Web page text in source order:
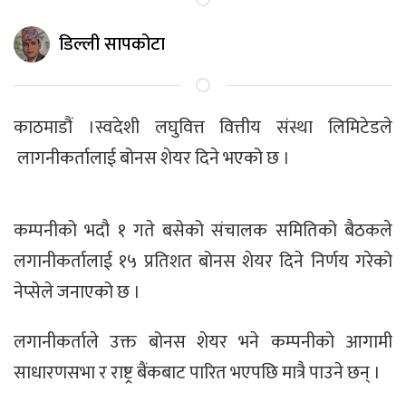
डिल्ली सापकोटा
काठमाडौं ।स्वदेशी लघुवित्त वित्तीय संस्था लिमिटेडले
लागनीकर्तालाई बोनस शेयर दिने भएको छ ।
कम्पनीको भदौ १ गते बसेको संचालक समितिको बैठकले
लगानीकर्तालाई १५ प्रतिशत बोनस शेयर दिने निर्णय गरेको
नेप्सेले जनाएको छ ।
लगानीकर्ताले उक्त बोनस शेयर भने कम्पनीको आगामी
साधारणसभा र राष्ट्र बैंकबाट पारित भएपछि मात्रै पाउने छन् ।